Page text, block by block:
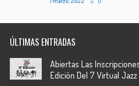
ÚLTIMAS ENTRADAS
Abiertas Las
Edición Del 7 Virtual